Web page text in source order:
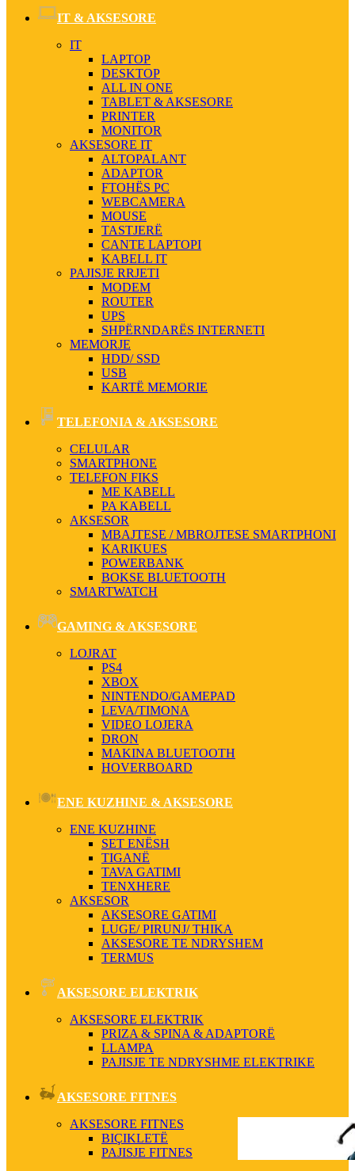
IT & AKSESORE
IT
LAPTOP
DESKTOP
ALL IN ONE
TABLET & AKSESORE
PRINTER
MONITOR
AKSESORE IT
ALTOPALANT
ADAPTOR
FTOHËS PC
WEBCAMERA
MOUSE
TASTJERË
CANTE LAPTOPI
KABELL IT
PAJISJE RRJETI
MODEM
ROUTER
UPS
SHPËRNDARËS INTERNETI
MEMORJE
HDD/ SSD
USB
KARTË MEMORIE
TELEFONIA & AKSESORE
CELULAR
SMARTPHONE
TELEFON FIKS
ME KABELL
PA KABELL
AKSESOR
MBAJTESE / MBROJTESE SMARTPHONI
KARIKUES
POWERBANK
BOKSE BLUETOOTH
SMARTWATCH
GAMING & AKSESORE
LOJRAT
PS4
XBOX
NINTENDO/GAMEPAD
LEVA/TIMONA
VIDEO LOJERA
DRON
MAKINA BLUETOOTH
HOVERBOARD
ENE KUZHINE & AKSESORE
ENE KUZHINE
SET ENËSH
TIGANË
TAVA GATIMI
TENXHERE
AKSESOR
AKSESORE GATIMI
LUGE/ PIRUNJ/ THIKA
AKSESORE TE NDRYSHEM
TERMUS
AKSESORE ELEKTRIK
AKSESORE ELEKTRIK
PRIZA & SPINA & ADAPTORË
LLAMPA
PAJISJE TE NDRYSHME ELEKTRIKE
AKSESORE FITNES
AKSESORE FITNES
BIÇIKLETË
PAJISJE FITNES